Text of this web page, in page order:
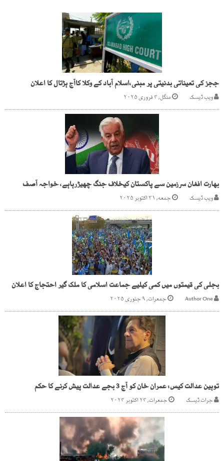
ججز کی تعیناتی بدنیتی پر مبنی،اسلام آباد کے وکلا کاآج ہڑتال کا اعلان
ویب ڈیسک منگل, ۴ فروری ۲۰۲۵
بھارت افغان سرزمین سے پاکستان کیخلاف جنگ چھیڑرہاہے، خواجہ آصف
ویب ڈیسک جمعه, ۳۱ اکتوبر ۲۰۲۵
بجلی کی قیمتوں میں کمی کیلیے جماعت اسلامی کا ملک گیر احتجاج کا اعلان
جمعرات, ۹ جنوری ۲۰۲۵
توہین عدالت کیس: عمران خان کو آج 3 بجے عدالت پیش کرنے کا حکم
جرات ڈیسک جمعرات, ۲۴ اکتوبر ۲۰۲۴